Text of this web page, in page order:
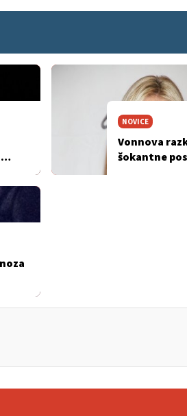
NOVICE
Vonnova
šokantne